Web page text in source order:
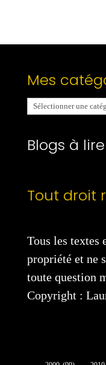
Mes
Mes
catégories
Blogs à lire
Tout droit
Tous les textes
propriété et ne
toute question
Copyright :